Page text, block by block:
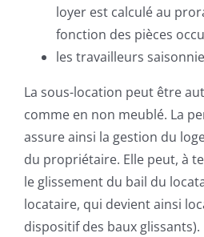
loyer est calculé au
fonction des pièces
les travailleurs
La sous-location peut être
comme en non meublé. La
assure ainsi la gestion du
du propriétaire. Elle peut, à
le glissement du bail du
locataire, qui devient ainsi
dispositif des baux glissants).